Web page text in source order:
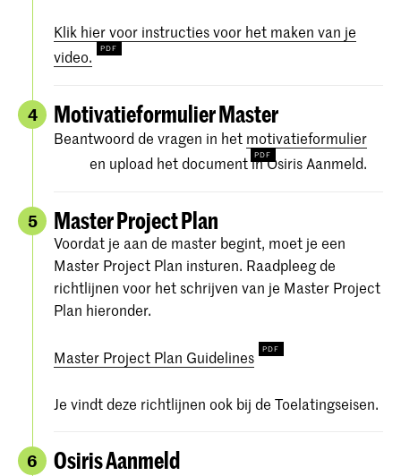
Klik hier voor instructies voor het maken van je
video.
4 Motivatieformulier Master
Beantwoord de vragen in het motivatieformulier
en upload het document in Osiris Aanmeld.
5 Master Project Plan
Voordat je aan de master begint, moet je een
Master Project Plan insturen. Raadpleeg de
richtlijnen voor het schrijven van je Master Project
Plan hieronder.
Master Project Plan Guidelines
Je vindt deze richtlijnen ook bij de Toelatingseisen.
6 Osiris Aanmeld